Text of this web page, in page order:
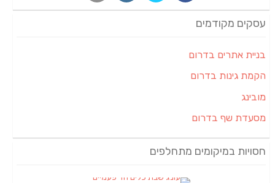
עסקים מקודמים
בניית אתרים בדרום
הקמת גינות בדרום
מובינג
מסעדת שף בדרום
חסויות במיקומים מתחלפים